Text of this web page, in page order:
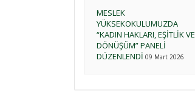
MESLEK
YÜKSEKOKULUMUZDA
“KADIN HAKLARI, EŞİTLİK VE
DÖNÜŞÜM” PANELİ
DÜZENLENDİ 09 Mart 2026